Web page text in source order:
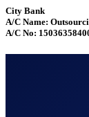
City Bank
A/C Name:
A/C No: